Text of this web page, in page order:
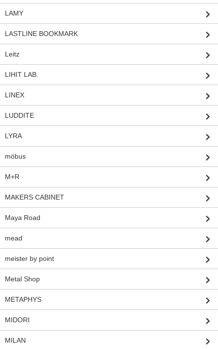
LAMY
LASTLINE BOOKMARK
Leitz
LIHIT LAB.
LINEX
LUDDITE
LYRA
möbus
M+R
MAKERS CABINET
Maya Road
mead
meister by point
Metal Shop
METAPHYS
MIDORI
MILAN